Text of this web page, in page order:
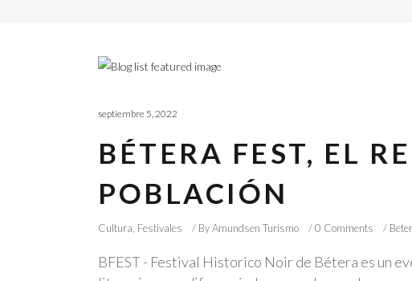
septiembre 5, 2022
BÉTERA FEST, EL
POBLACIÓN
Cultura Festivales ByAmundsen Turismo 0 Comments
BFEST - Festival Historico Noir de Bétera es un